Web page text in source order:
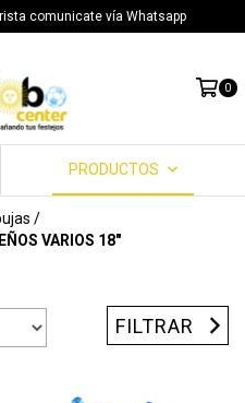
comunicate vía Whatsapp
0
PRODUCTOS
/
VARIOS 18"
FILTRAR